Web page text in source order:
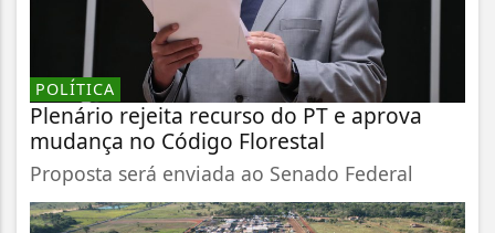
POLÍTICA
Plenário rejeita recurso do PT e aprova
mudança no Código Florestal
Proposta será enviada ao Senado Federal